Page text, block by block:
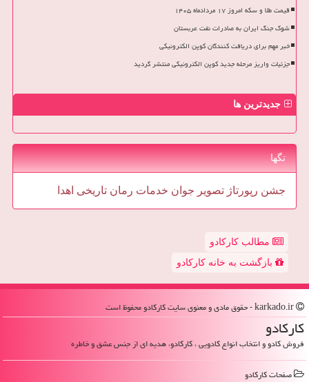
قیمت طلا و سکه امروز ۱۷ مردادماه ۱۴۰۵
شوک جنگ ایران به صادرات نفت عربستان
خبر مهم برای دریافت کنندگان کوپن الکترونیکی
جزئیات واریز مرحله جدید کوپن الکترونیکی منتشر گردید
جدیدترین ها
تگها
جشن رپورتاژ تصویر جوان خدمات رمان تاریخی اهدا
مطالب کارکادو
بازگشت به خانه کارکادو
كاركادو
فروش کادو و انتخاب انواع کادویی ، کارکادو، هدیه ای از جنس عشق و خاطره
صفحات كاركادو